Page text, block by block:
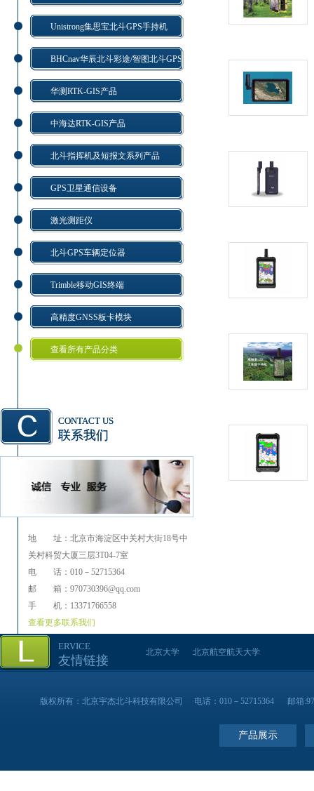
Unistrong集思宝北斗GPS手持机
BHCnav华辰北斗彩途/智图北斗GPS
华测RTK-GIS产品
中海达RTK-GIS产品
北斗指挥机及短报文系列产品
GPS卫星通信设备
激光测距仪
北斗GPS车辆定位器
Trimble移动GIS终端
高精度GNSS板卡模块
查看所有产品分类
CONTACT US
联系我们
地 址：北京市海淀区中关村大街18号中
关村科贸大厦三层3T04-7室
电 话：010－52715364
邮 箱：970730396@qq.com
手 机：13371766558
查看更多联系我们
ERVICE
友情链接
北京大学 北京航空航天大学
版权所有：北京宇杰北斗科技有限公司 电话：010－52715364 邮箱
产品展示